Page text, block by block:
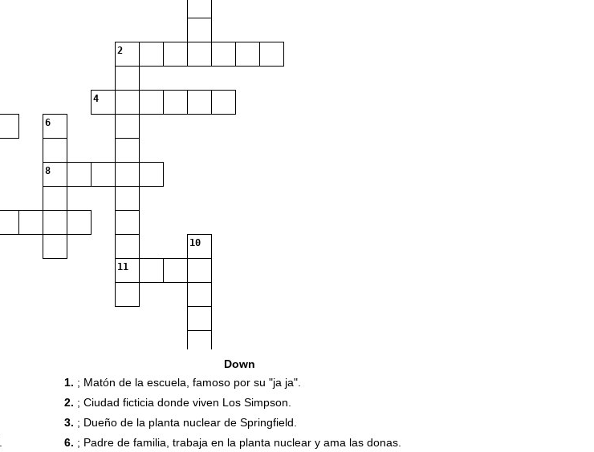
2
4
6
8
10
11
Down
1. ; Matón de la escuela, famoso por su "ja ja".
2. ; Ciudad ficticia donde viven Los Simpson.
3. ; Dueño de la planta nuclear de Springfield.
6. ; Padre de familia, trabaja en la planta nuclear y ama las donas.